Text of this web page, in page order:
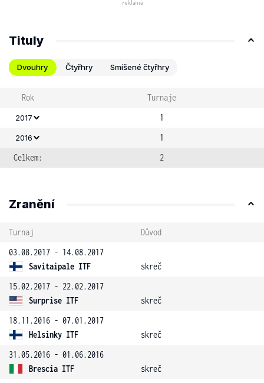
Tituly
Dvouhry Čtyřhry Smíšené čtyřhry
Rok Turnaje
2017 1
2016
1
Celkem:
2
Zranění
Turnaj
Důvod
03.08.2017 - 14.08.2017
Savitaipale ITF
skreč
15.02.2017 - 22.02.2017
Surprise ITF
skreč
18.11.2016 - 07.01.2017
Helsinky ITF
skreč
31.05.2016 - 01.06.2016
Brescia ITF
skreč